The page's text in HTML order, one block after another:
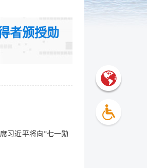
者颁授勋
习近平将向“七一勋